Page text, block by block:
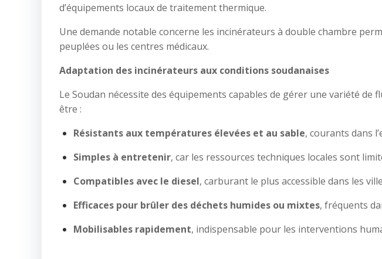
d’équipements locaux de traitement thermique.
Une demande notable concerne les incinérateurs à double chambre
peuplées ou les centres médicaux.
Adaptation des incinérateurs aux conditions soudanaises
Le Soudan nécessite des équipements capables de gérer une variété
être :
Résistants aux températures élevées et au sable, courants dans
Simples à entretenir, car les ressources techniques locales sont
Compatibles avec le diesel, carburant le plus accessible dans les
Efficaces pour brûler des déchets humides ou mixtes, fréquents
Mobilisables rapidement, indispensable pour les interventions